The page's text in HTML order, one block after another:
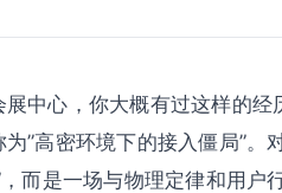
中心，你大概有过这样的
”高密环境下的接入僵局”
而是一场与物理定律和用户